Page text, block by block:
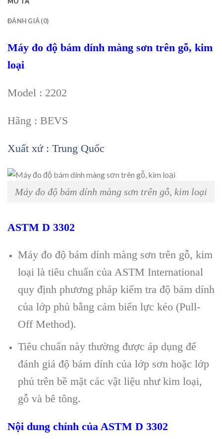
ĐÁNH GIÁ (0)
Máy đo độ bám dính màng sơn trên gỗ, kim
loại
Model : 2202
Hãng : BEVS
Xuất xứ : Trung Quốc
Máy đo độ bám dính màng sơn trên gỗ, kim loại
ASTM D 3302
Máy đo độ bám dính màng sơn trên gỗ, kim
loại là tiêu chuẩn của ASTM International
quy định phương pháp kiểm tra độ bám dính
của lớp phủ bằng cảm biến lực kéo (Pull-
Off Method).
Tiêu chuẩn này thường được áp dụng để
đánh giá độ bám dính của lớp sơn hoặc lớp
phủ trên bề mặt các vật liệu như kim loại,
gỗ và bê tông.
Nội dung chính của ASTM D 3302